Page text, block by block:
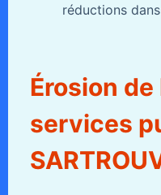
réductions
Érosion
services